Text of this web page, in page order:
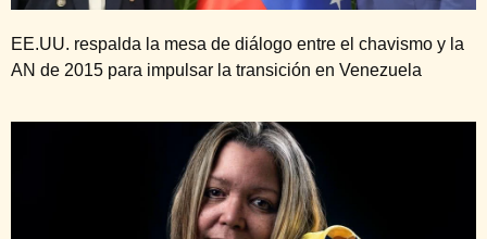
EE.UU. respalda la mesa de diálogo entre el chavismo y la
AN de 2015 para impulsar la transición en Venezuela